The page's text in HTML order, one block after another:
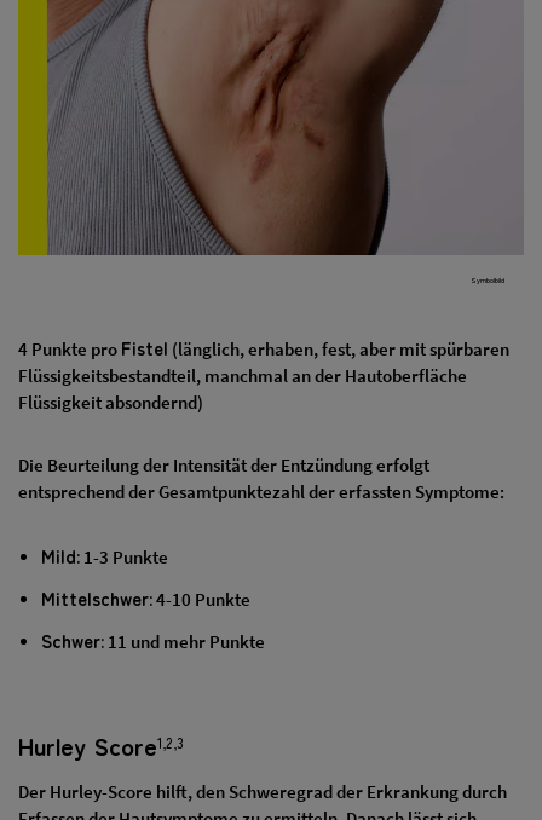
Symbolbild
4 Punkte pro Fistel (länglich, erhaben, fest, aber mit spürbaren
Flüssigkeitsbestandteil, manchmal an der Hautoberfläche
Flüssigkeit absondernd)
Die Beurteilung der Intensität der Entzündung erfolgt
entsprechend der Gesamtpunktezahl der erfassten Symptome:
Mild: 1-3 Punkte
Mittelschwer:4-10 Punkte
Schwer: 11 und mehr Punkte
Hurley Score1,2,3
Der Hurley-Score hilft, den Schweregrad der Erkrankung durch